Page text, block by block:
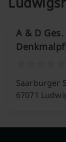
A & D
Saarburger
67071